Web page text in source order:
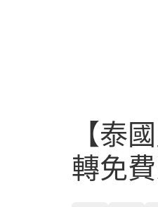
【泰
轉免